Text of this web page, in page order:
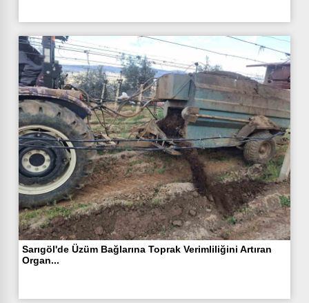
Sarıgöl'de Üzüm Bağlarına Toprak Verimliliğini Artıran
Organ...